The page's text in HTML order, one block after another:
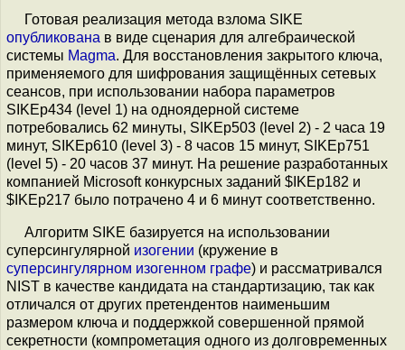
Готовая реализация метода взлома SIKE
опубликована в виде сценария для алгебраической
системы Magma. Для восстановления закрытого ключа,
применяемого для шифрования защищённых сетевых
сеансов, при использовании набора параметров
SIKEp434 (level 1) на одноядерной системе
потребовались 62 минуты, SIKEp503 (level 2) - 2 часа 19
минут, SIKEp610 (level 3) - 8 часов 15 минут, SIKEp751
(level 5) - 20 часов 37 минут. На решение разработанных
компанией Microsoft конкурсных заданий $IKEp182 и
$IKEp217 было потрачено 4 и 6 минут соответственно.
Алгоритм SIKE базируется на использовании
суперсингулярной изогении (кружение в
суперсингулярном изогенном графе) и рассматривался
NIST в качестве кандидата на стандартизацию, так как
отличался от других претендентов наименьшим
размером ключа и поддержкой совершенной прямой
секретности (компрометация одного из долговременных